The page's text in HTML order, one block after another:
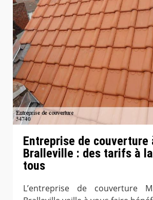
Entreprise de couverture
Bralleville : des tarifs à
tous
L’entreprise de couverture